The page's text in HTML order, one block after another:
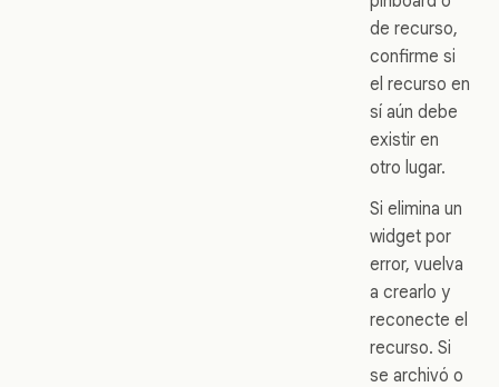
de recurso,
confirme si
el recurso en
sí aún debe
existir en
otro lugar.
Si elimina un
widget por
error, vuelva
a crearlo y
reconecte el
recurso. Si
se archivó o